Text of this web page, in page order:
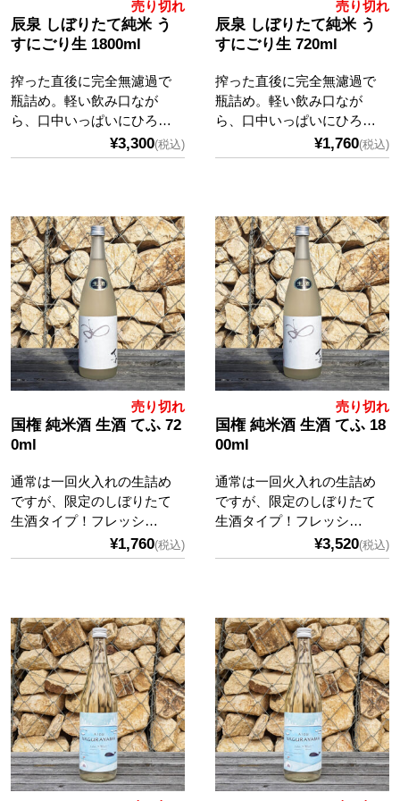
売り切れ
辰泉 しぼりたて純米 う
すにごり生 1800ml
搾った直後に完全無濾過で
瓶詰め。軽い飲み口なが
ら、口中いっぱいにひろ…
¥3,300(税込)
売り切れ
辰泉 しぼりたて純米 う
すにごり生 720ml
搾った直後に完全無濾過で
瓶詰め。軽い飲み口なが
ら、口中いっぱいにひろ…
¥1,760(税込)
売り切れ
国権 純米酒 生酒 てふ 72
0ml
通常は一回火入れの生詰め
ですが、限定のしぼりたて
生酒タイプ！フレッシ…
¥1,760(税込)
売り切れ
国権 純米酒 生酒 てふ 18
00ml
通常は一回火入れの生詰め
ですが、限定のしぼりたて
生酒タイプ！フレッシ…
¥3,520(税込)